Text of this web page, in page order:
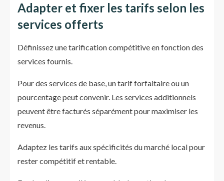
Adapter et fixer les tarifs selon les
services offerts
Définissez une tarification compétitive en fonction des
services fournis.
Pour des services de base, un tarif forfaitaire ou un
pourcentage peut convenir. Les services additionnels
peuvent être facturés séparément pour maximiser les
revenus.
Adaptez les tarifs aux spécificités du marché local pour
rester compétitif et rentable.